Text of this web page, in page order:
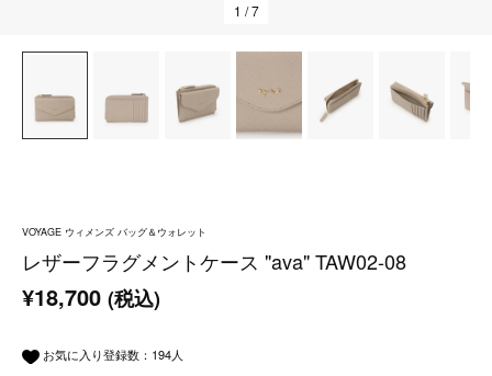
1 / 7
VOYAGE ウィメンズ バッグ＆ウォレット
レザーフラグメントケース "ava" TAW02-08
¥18,700 (税込)
お気に入り登録数： 194人